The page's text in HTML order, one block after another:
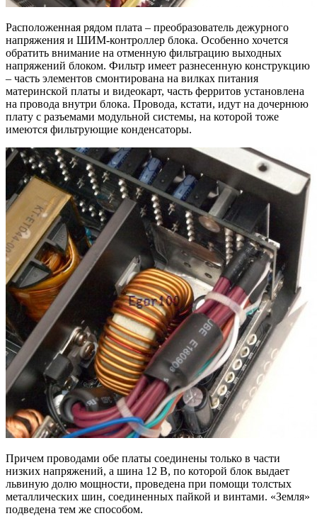
Расположенная рядом плата – преобразователь дежурного
напряжения и ШИМ-контроллер блока. Особенно хочется
обратить внимание на отменную фильтрацию выходных
напряжений блоком. Фильтр имеет разнесенную конструкцию
– часть элементов смонтирована на вилках питания
материнской платы и видеокарт, часть ферритов установлена
на провода внутри блока. Провода, кстати, идут на дочернюю
плату с разъемами модульной системы, на которой тоже
имеются фильтрующие конденсаторы.
Причем проводами обе платы соединены только в части
низких напряжений, а шина 12 В, по которой блок выдает
львиную долю мощности, проведена при помощи толстых
металлических шин, соединенных пайкой и винтами. «Земля»
подведена тем же способом.